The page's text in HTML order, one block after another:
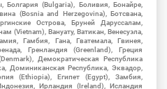
Болгария (Bulgaria), Боливия, Бонайре,
(Bosnia and Herzegovina), Ботсвана,
Острова, Бруней Даруссалам,
(Vietnam), Вануату, Ватикан, Венесуэла,
Гамбия, Гана, Гватемала, Гвинея,
Гренландия (Greenland), Греция
Демократическая Республика
Доминиканская Республика, Эквадор,
(Ethiopia), Египет (Egypt), Замбия,
Ирландия (Ireland), Исландия